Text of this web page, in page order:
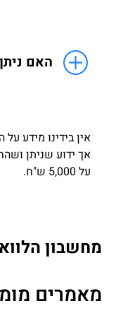
האם
אין בידינו מידע
אך ידוע שניתן
על 5,000 ש"ח.
מחשבון
מאמרים